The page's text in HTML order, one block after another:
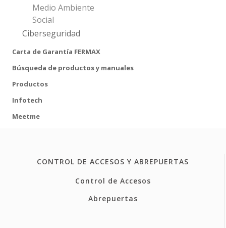
Medio Ambiente
Social
Ciberseguridad
Carta de Garantía FERMAX
Búsqueda de productos y manuales
Productos
Infotech
Meetme
CONTROL DE ACCESOS Y ABREPUERTAS
Control de Accesos
Abrepuertas